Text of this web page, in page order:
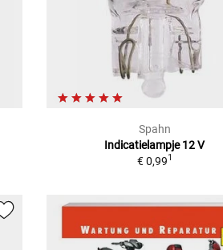
Spahn
Indicatielampje 12 V
€ 0,991